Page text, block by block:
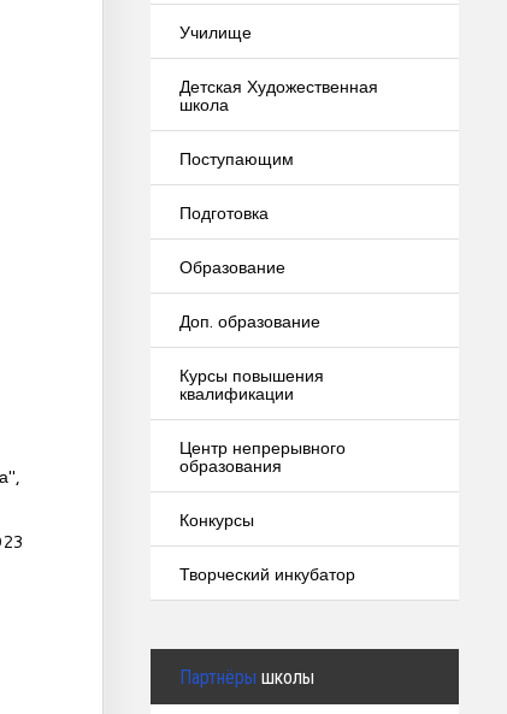
Училище
Детская Художественная
школа
Поступающим
Подготовка
Образование
Доп. образование
Курсы повышения
квалификации
Центр непрерывного
образования
Конкурсы
Творческий инкубатор
Партнёры школы